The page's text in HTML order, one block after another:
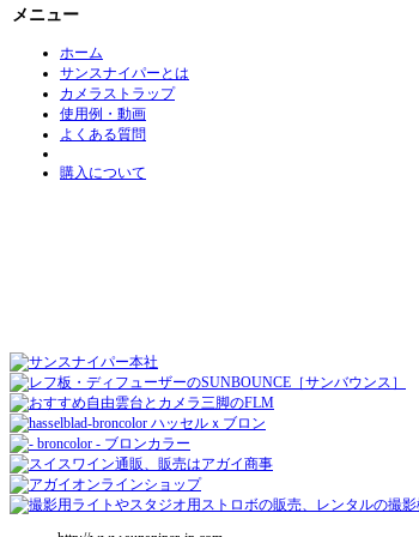
メニュー
ホーム
サンスナイパーとは
カメラストラップ
使用例・動画
よくある質問
購入について